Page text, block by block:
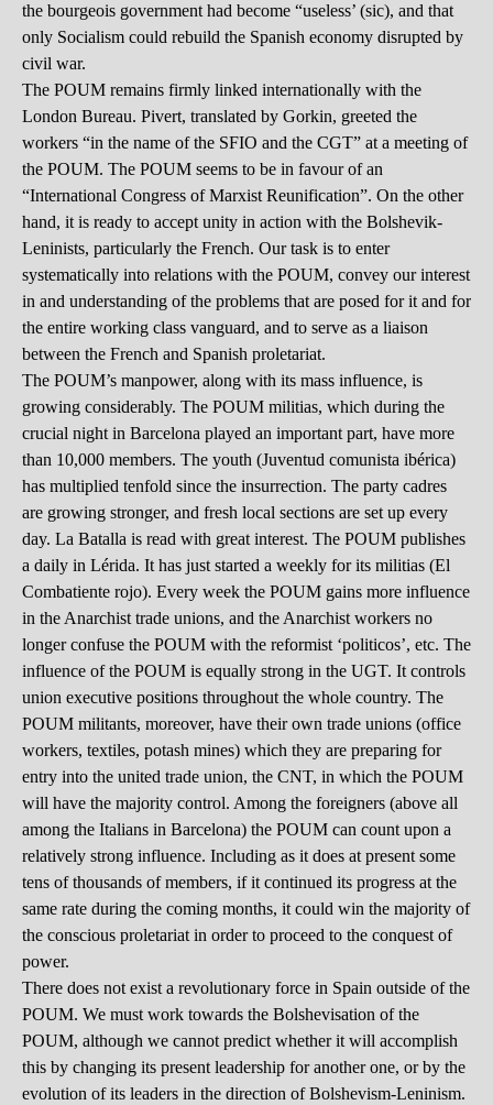
the bourgeois government had become “useless’ (sic), and that
only Socialism could rebuild the Spanish economy disrupted by
civil war.
The POUM remains firmly linked internationally with the
London Bureau. Pivert, translated by Gorkin, greeted the
workers “in the name of the SFIO and the CGT” at a meeting of
the POUM. The POUM seems to be in favour of an
“International Congress of Marxist Reunification”. On the other
hand, it is ready to accept unity in action with the Bolshevik-
Leninists, particularly the French. Our task is to enter
systematically into relations with the POUM, convey our interest
in and understanding of the problems that are posed for it and for
the entire working class vanguard, and to serve as a liaison
between the French and Spanish proletariat.
The POUM’s manpower, along with its mass influence, is
growing considerably. The POUM militias, which during the
crucial night in Barcelona played an important part, have more
than 10,000 members. The youth (Juventud comunista ibérica)
has multiplied tenfold since the insurrection. The party cadres
are growing stronger, and fresh local sections are set up every
day. La Batalla is read with great interest. The POUM publishes
a daily in Lérida. It has just started a weekly for its militias (El
Combatiente rojo). Every week the POUM gains more influence
in the Anarchist trade unions, and the Anarchist workers no
longer confuse the POUM with the reformist ‘politicos’, etc. The
influence of the POUM is equally strong in the UGT. It controls
union executive positions throughout the whole country. The
POUM militants, moreover, have their own trade unions (office
workers, textiles, potash mines) which they are preparing for
entry into the united trade union, the CNT, in which the POUM
will have the majority control. Among the foreigners (above all
among the Italians in Barcelona) the POUM can count upon a
relatively strong influence. Including as it does at present some
tens of thousands of members, if it continued its progress at the
same rate during the coming months, it could win the majority of
the conscious proletariat in order to proceed to the conquest of
power.
There does not exist a revolutionary force in Spain outside of the
POUM. We must work towards the Bolshevisation of the
POUM, although we cannot predict whether it will accomplish
this by changing its present leadership for another one, or by the
evolution of its leaders in the direction of Bolshevism-Leninism.